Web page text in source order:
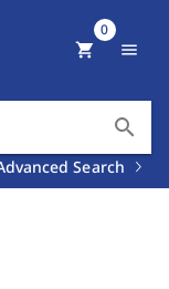
search
Search
shopping_cart
0
menu